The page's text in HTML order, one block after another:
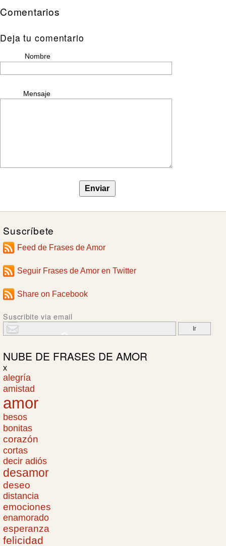
Comentarios
Deja tu comentario
Nombre
Mensaje
Suscríbete
Feed de Frases de Amor
Seguir Frases de Amor en Twitter
Share on Facebook
Suscribite via email
NUBE DE FRASES DE AMOR
x
alegría
amistad
amor
besos
bonitas
corazón
cortas
decir adiós
desamor
deseo
distancia
emociones
enamorado
esperanza
felicidad